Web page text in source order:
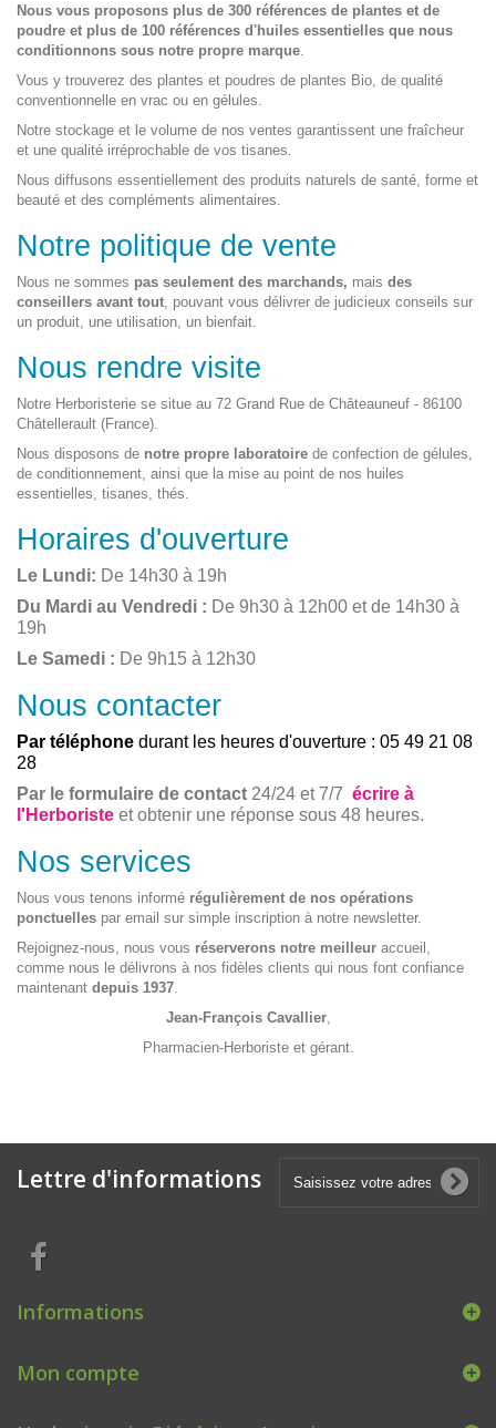
Nous vous proposons plus de 300 références de plantes et de
poudre et plus de 100 références d'huiles essentielles que nous
conditionnons sous notre propre marque.
Vous y trouverez des plantes et poudres de plantes Bio, de qualité
conventionnelle en vrac ou en gélules.
Notre stockage et le volume de nos ventes garantissent une fraîcheur
et une qualité irréprochable de vos tisanes.
Nous diffusons essentiellement des produits naturels de santé, forme et
beauté et des compléments alimentaires.
Notre politique de vente
Nous ne sommes pas seulement des marchands, mais des
conseillers avant tout, pouvant vous délivrer de judicieux conseils sur
un produit, une utilisation, un bienfait.
Nous rendre visite
Notre Herboristerie se situe au 72 Grand Rue de Châteauneuf - 86100
Châtellerault (France).
Nous disposons de notre propre laboratoire de confection de gélules,
de conditionnement, ainsi que la mise au point de nos huiles
essentielles, tisanes, thés.
Horaires d'ouverture
Le Lundi: De 14h30 à 19h
Du Mardi au Vendredi : De 9h30 à 12h00 et de 14h30 à
19h
Le Samedi : De 9h15 à 12h30
Nous contacter
Par téléphone durant les heures d'ouverture : 05 49 21 08
28
Par le formulaire de contact 24/24 et 7/7 écrire à
l'Herboriste et obtenir une réponse sous 48 heures.
Nos services
Nous vous tenons informé régulièrement de nos opérations
ponctuelles par email sur simple inscription à notre newsletter.
Rejoignez-nous, nous vous réserverons notre meilleur accueil,
comme nous le délivrons à nos fidèles clients qui nous font confiance
maintenant depuis 1937.
Jean-François Cavallier,
Pharmacien-Herboriste et gérant.
Lettre d'informations
Informations
Mon compte